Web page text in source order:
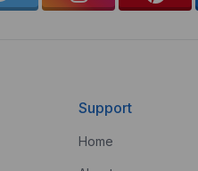
Support
Home